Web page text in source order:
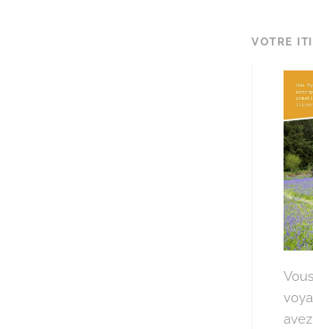
VOTRE